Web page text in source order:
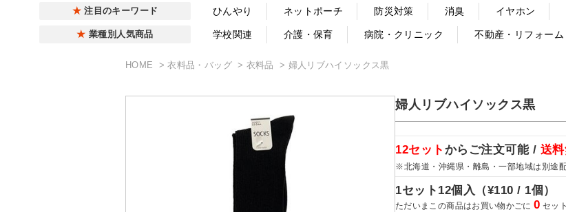
注目のキーワード ひんやり ネットポーチ 防災対策 消臭 イヤホン
業種別人気商品 学校関連 介護・保育 病院・クリニック 不動産・リフォーム
HOME 衣料品・バッグ 衣料品 婦人リブハイソックス黒
婦人リブハイソックス黒
12セット からご注文可能 / 送
※北海道・沖縄県・離島・一部地域は別途
1セット12個入（¥110 / 1個
ただいまこの商品はお買い物かごに0 セッ